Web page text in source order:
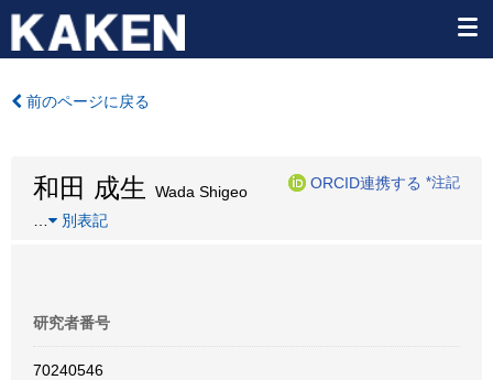
前のページに戻る
和田 成生 Wada Shigeo
ORCID連携する *注記
別表記
研究者番号
70240546